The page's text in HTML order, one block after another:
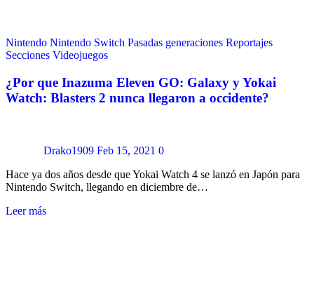
Nintendo Nintendo Switch Pasadas generaciones Reportajes
Secciones Videojuegos
¿Por que Inazuma Eleven GO: Galaxy y Yokai
Watch: Blasters 2 nunca llegaron a occidente?
Drako1909 Feb 15, 2021 0
Hace ya dos años desde que Yokai Watch 4 se lanzó en Japón para
Nintendo Switch, llegando en diciembre de…
Leer más